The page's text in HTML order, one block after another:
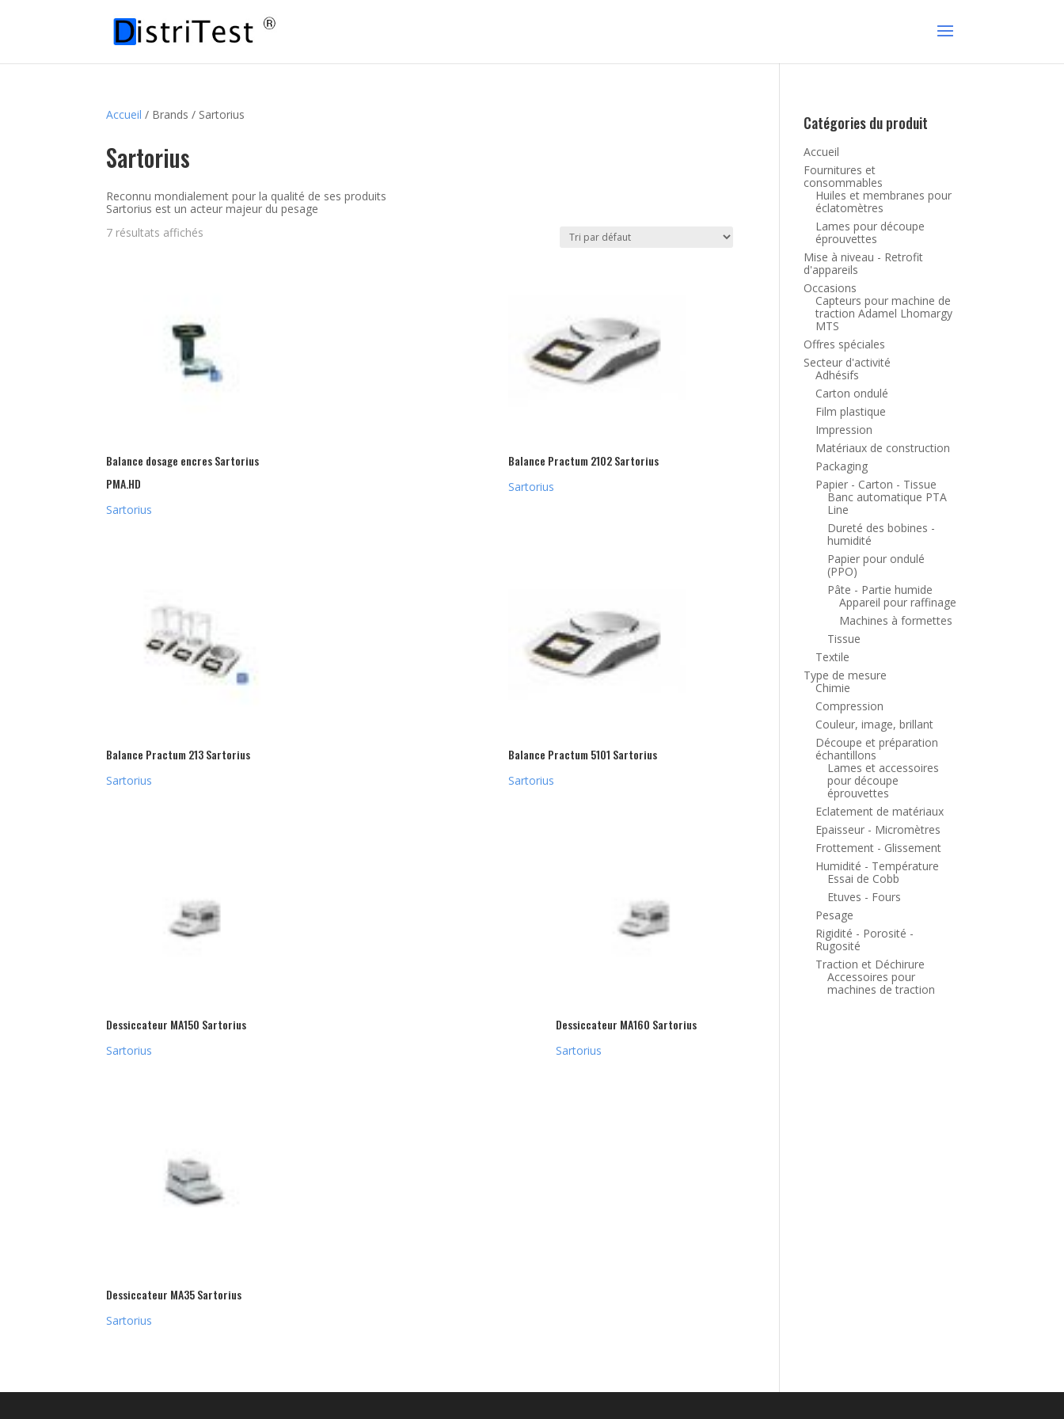
Accueil / Brands / Sartorius
Sartorius
Reconnu mondialement pour la qualité de ses produits
Sartorius est un acteur majeur du pesage
7 résultats affichés
Balance dosage encres Sartorius
PMA.HD
Sartorius
Balance Practum 2102 Sartorius
Sartorius
Balance Practum 213 Sartorius
Sartorius
Balance Practum 5101 Sartorius
Sartorius
Dessiccateur MA150 Sartorius
Sartorius
Dessiccateur MA160 Sartorius
Sartorius
Dessiccateur MA35 Sartorius
Sartorius
Catégories du produit
Accueil
Fournitures et
consommables
Huiles et membranes pour
éclatomètres
Lames pour découpe
éprouvettes
Mise à niveau - Retrofit
d'appareils
Occasions
Capteurs pour machine de
traction Adamel Lhomargy
MTS
Offres spéciales
Secteur d'activité
Adhésifs
Carton ondulé
Film plastique
Impression
Matériaux de construction
Packaging
Papier - Carton - Tissue
Banc automatique PTA
Line
Dureté des bobines -
humidité
Papier pour ondulé
(PPO)
Pâte - Partie humide
Appareil pour raffinage
Machines à formettes
Tissue
Textile
Type de mesure
Chimie
Compression
Couleur, image, brillant
Découpe et préparation
échantillons
Lames et accessoires
pour découpe
éprouvettes
Eclatement de matériaux
Epaisseur - Micromètres
Frottement - Glissement
Humidité - Température
Essai de Cobb
Etuves - Fours
Pesage
Rigidité - Porosité -
Rugosité
Traction et Déchirure
Accessoires pour
machines de traction